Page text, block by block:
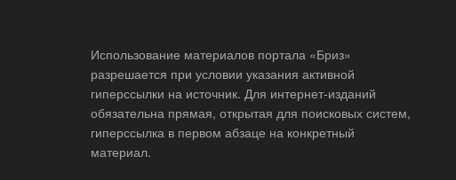
Использование материалов портала «Бриз»
разрешается при условии указания активной
гиперссылки на источник. Для интернет-изданий
обязательна прямая, открытая для поисковых систем,
гиперссылка в первом абзаце на конкретный
материал.